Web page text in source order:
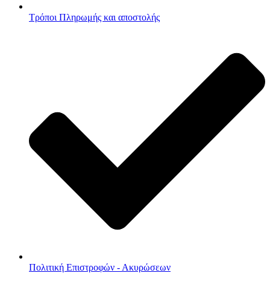
Τρόποι Πληρωμής και αποστολής
Πολιτική Επιστροφών - Ακυρώσεων